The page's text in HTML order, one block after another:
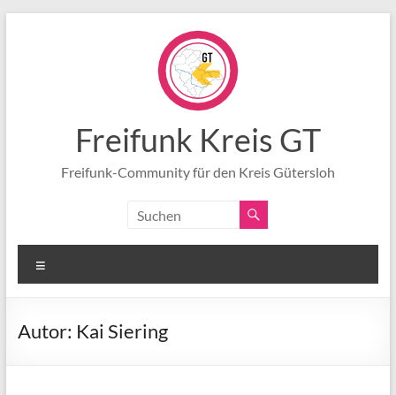
Freifunk Kreis GT
Freifunk-Community für den Kreis Gütersloh
Autor: Kai Siering